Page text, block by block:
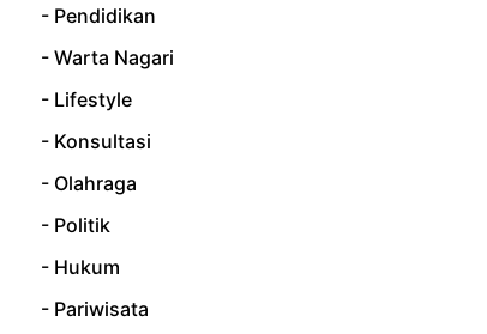
- Pendidikan
- Warta Nagari
- Lifestyle
- Konsultasi
- Olahraga
- Politik
- Hukum
- Pariwisata